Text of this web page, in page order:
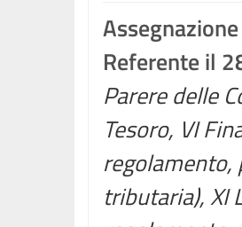
Assegnazione
Referente il
Parere delle
Tesoro, VI
tributaria), XI